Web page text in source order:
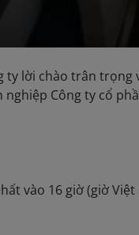
ty lời chào trân
Công ty cổ
vào 16 giờ (giờ Việt